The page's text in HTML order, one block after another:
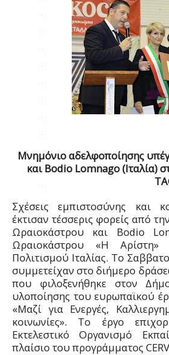
Μνημόνιο αδελφοποίησης
καιBodio Lomnago(Ιταλία)
Σχέσεις εμπιστοσύνης και
έκτισαν τέσσερις φορείς από
Ωραιοκάστρου και Bodio
Ωραιοκάστρου «Η Αρίστη»
Πολιτισμού Ιταλίας. Το
συμμετείχαν στο διήμερο
που φιλοξενήθηκε στον
υλοποίησης του ευρωπαϊκού
«Μαζί για Ενεργές,
κοινωνίες». Το έργο
Εκτελεστικό Οργανισμό
πλαίσιο του προγράμματος